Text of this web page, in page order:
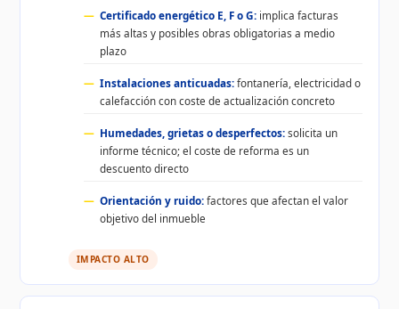
Certificado energético E, F o G: implica facturas
más altas y posibles obras obligatorias a medio
plazo
Instalaciones anticuadas:fontanería, electricidad o
calefacción con coste de actualización concreto
Humedades, grietas o desperfectos:solicita un
informe técnico; el coste de reforma es un
descuento directo
Orientación y ruido:factores que afectan el valor
objetivo del inmueble
IMPACTO ALTO